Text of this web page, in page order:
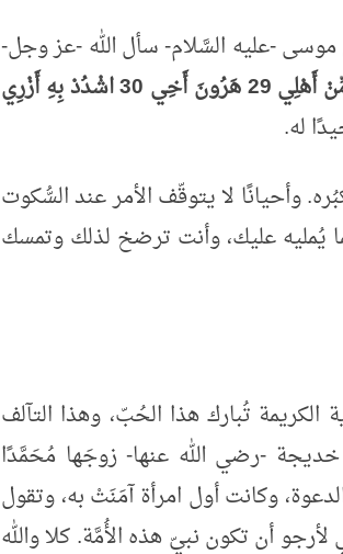
موسى -عليه السَّلام- سأل الله -عز وجل-
أَهْلِي29هَرُونَ أَخِي 30اشْدُدْ بِهِ أَزْرِي
له.
وأحيانًا لا يتوقّف الأمر عند السُّكوت
يُمليه عليك، وأنت ترضخ لذلك وتمسك
تُبارك هذا الحُبّ، وهذا التآلف
-رضي الله عنها- زوجَها مُحَمَّدًا
وكانت أول امرأة آمَنَتْ به، وتقول
أن تكون نبيّ هذه الأُمَّة. كلا والله